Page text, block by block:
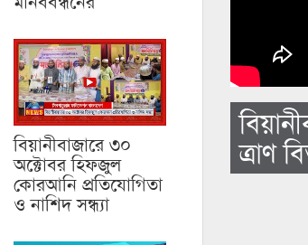
বিয়ানীবাজারে ৩০
অক্টোবর হিফজুল
কোরআনি প্রতিযোগিতা
ও নাশিদ সন্ধ্যা
ত্রাণ